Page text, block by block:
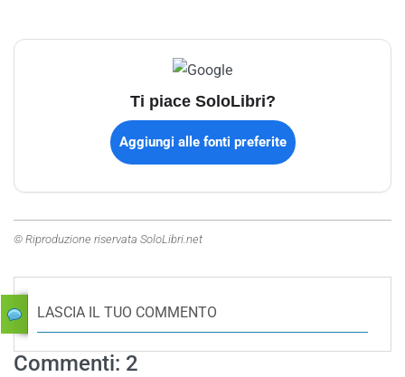
Ti piace SoloLibri?
Aggiungi alle fonti preferite
© Riproduzione riservata SoloLibri.net
LASCIA IL TUO COMMENTO
Commenti: 2